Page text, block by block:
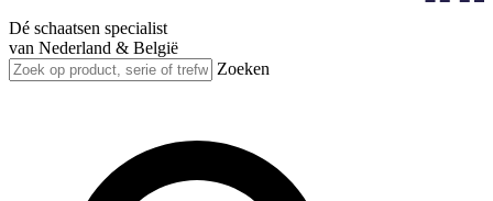
Dé schaatsen specialist
van Nederland & België
Zoeken